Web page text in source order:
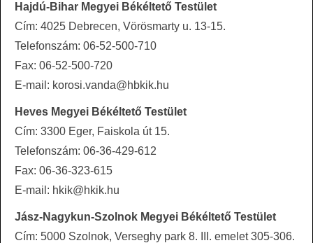
Hajdú-Bihar Megyei Békéltető Testület
Cím: 4025 Debrecen, Vörösmarty u. 13-15.
Telefonszám: 06-52-500-710
Fax: 06-52-500-720
E-mail: korosi.vanda@hbkik.hu
Heves Megyei Békéltető Testület
Cím: 3300 Eger, Faiskola út 15.
Telefonszám: 06-36-429-612
Fax: 06-36-323-615
E-mail: hkik@hkik.hu
Jász-Nagykun-Szolnok Megyei Békéltető Testület
Cím: 5000 Szolnok, Verseghy park 8. III. emelet 305-306.